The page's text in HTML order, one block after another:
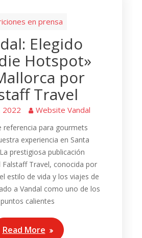
en prensa
Elegido
Hotspot»
por
Travel
2022 Website Vandal
referencia para gourmets
experiencia en Santa
prestigiosa publicación
Falstaff Travel, conocida por
estilo de vida y los viajes de
a Vandal como uno de los
puntos calientes
Read More